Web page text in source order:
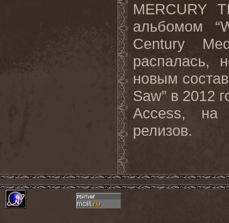
MERCURY
альбомом
Century
распалась,
новым
Saw” в 2012
Access, на
релизов.